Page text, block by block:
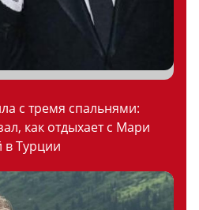
с тремя спальнями:
как отдыхает с Мари
Турции